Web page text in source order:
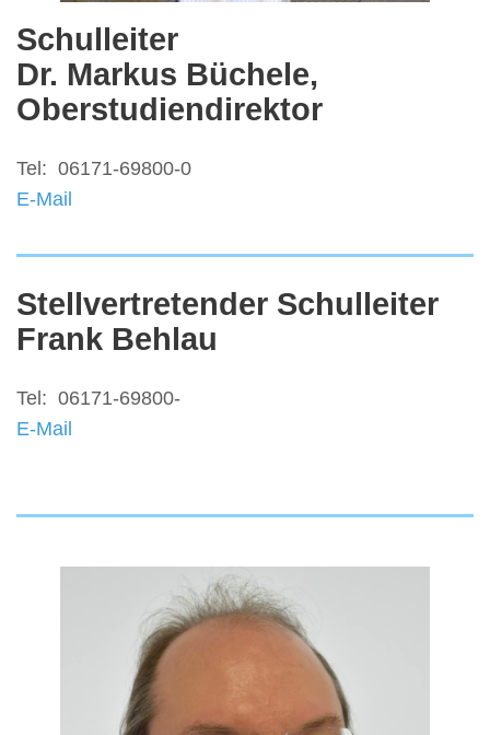
Schulleiter
Dr. Markus Büchele,
Oberstudiendirektor
Tel: 06171-69800-0
E-Mail
Stellvertretender Schulleiter
Frank Behlau
Tel: 06171-69800-
E-Mail